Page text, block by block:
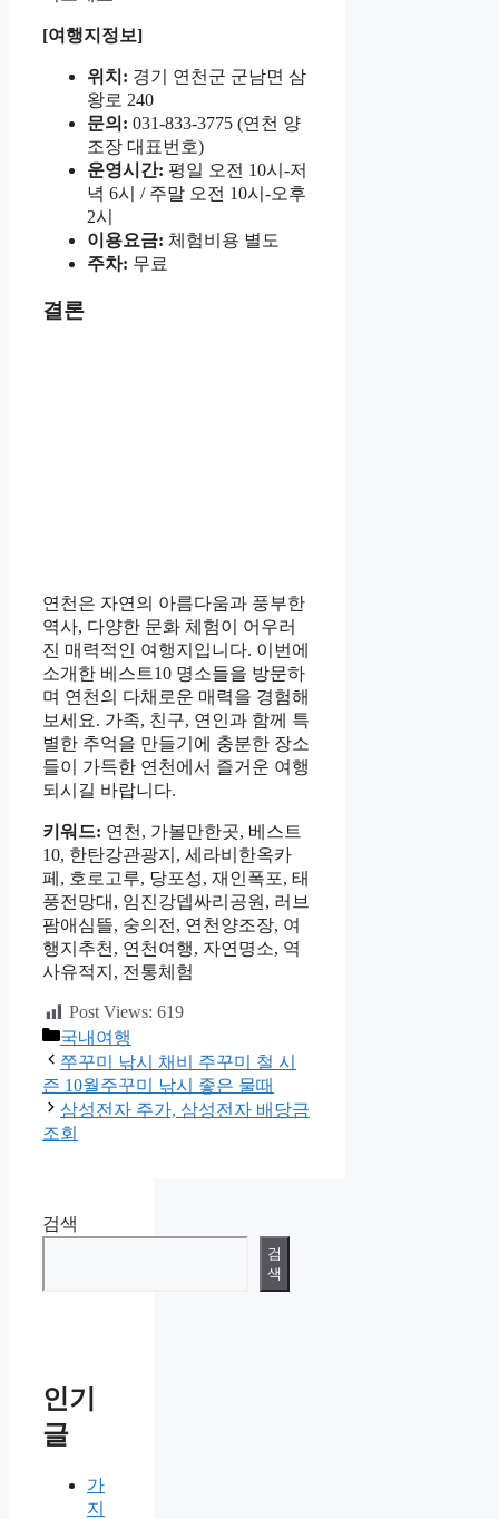
[여행지정보]
위치: 경기 연천군 군남면 삼
왕로 240
문의: 031-833-3775 (연천 양
조장 대표번호)
운영시간: 평일 오전 10시-저
녁 6시 / 주말 오전 10시-오후
2시
이용요금: 체험비용 별도
주차: 무료
결론
연천은 자연의 아름다움과 풍부한
역사, 다양한 문화 체험이 어우러
진 매력적인 여행지입니다. 이번에
소개한 베스트10 명소들을 방문하
며 연천의 다채로운 매력을 경험해
보세요. 가족, 친구, 연인과 함께 특
별한 추억을 만들기에 충분한 장소
들이 가득한 연천에서 즐거운 여행
되시길 바랍니다.
키워드: 연천, 가볼만한곳, 베스트
10, 한탄강관광지, 세라비한옥카
페, 호로고루, 당포성, 재인폭포, 태
풍전망대, 임진강뎁싸리공원, 러브
팜애심뜰, 숭의전, 연천양조장, 여
행지추천, 연천여행, 자연명소, 역
사유적지, 전통체험
Post Views: 619
카
테
고
리
국내여행
쭈꾸미 낚시 채비 주꾸미 철 시
즌 10월주꾸미 낚시 좋은 물때
삼성전자 주가, 삼성전자 배당금
조회
검색
검
색
인기
글
가
지